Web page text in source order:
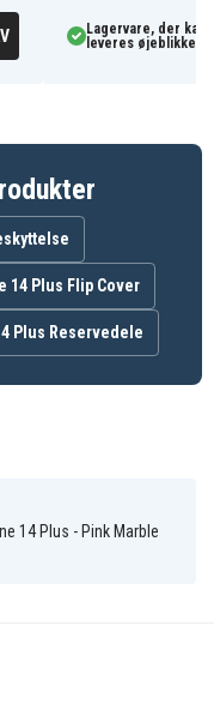
et unikt
Lagervare, der kan
leveres
14 Plus Flip Cover
Plus Reservedele
14 Plus - Pink Marble